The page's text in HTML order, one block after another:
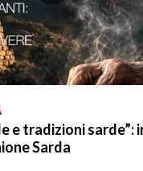
e tradizioni sarde”:
Sarda